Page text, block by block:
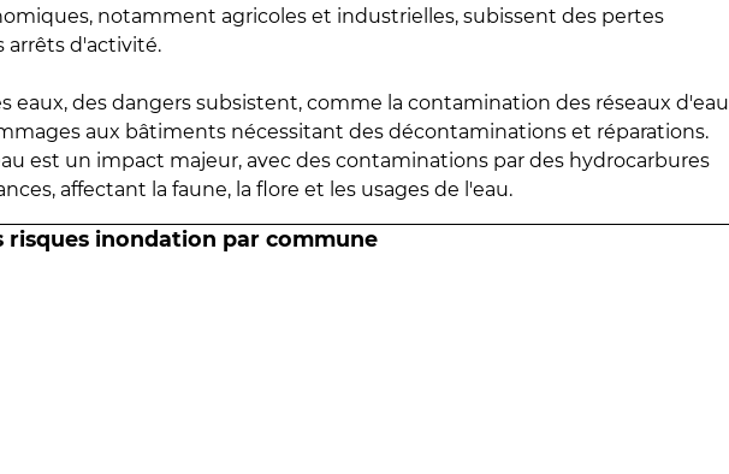
notamment agricoles et industrielles, subissent des pertes
arrêts d'activité.
eaux, des dangers subsistent, comme la contamination des réseaux d'eau
aux bâtiments nécessitant des décontaminations et réparations.
est un impact majeur, avec des contaminations par des hydrocarbures
affectant la faune, la flore et les usages de l'eau.
risques inondation par commune